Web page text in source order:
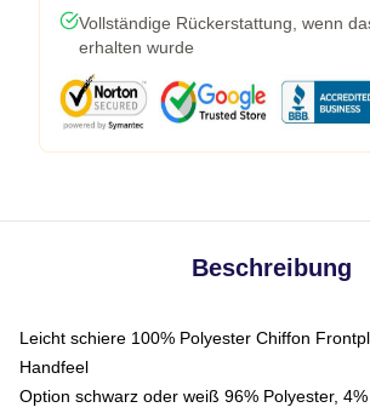
Vollständige Rückerstattung, wenn
erhalten wurde
Beschreibung
Leicht schiere 100% Polyester Chiffon
Handfeel
Option schwarz oder weiß 96% Polyester,